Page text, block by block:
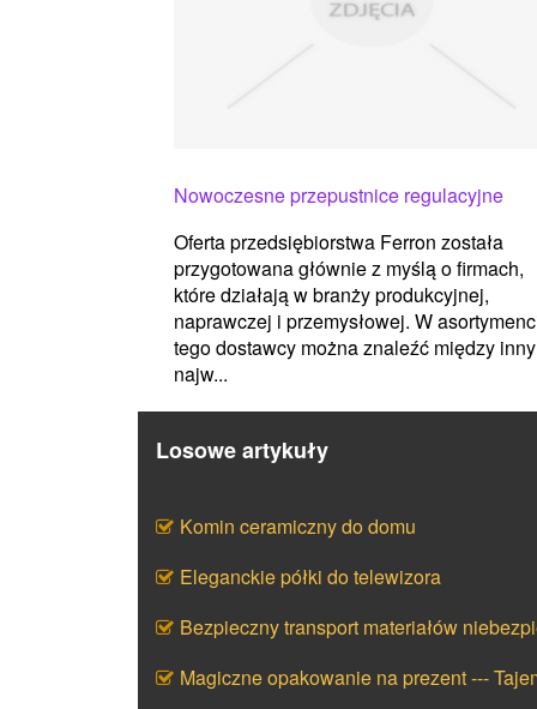
Nowoczesne przepustnice regulacyjne
Oferta przedsiębiorstwa Ferron została
przygotowana głównie z myślą o firmach,
które działają w branży produkcyjnej,
naprawczej i przemysłowej. W
tego dostawcy można znaleźć między
najw...
Losowe artykuły
Komin ceramiczny do domu
Eleganckie półki do telewizora
Bezpieczny transport materiałów
Magiczne opakowanie na prezent ---